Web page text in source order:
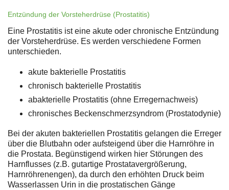
Entzündung der Vorsteherdrüse (Prostatitis)
Eine Prostatitis ist eine akute oder chronische Entzündung
der Vorsteherdrüse. Es werden verschiedene Formen
unterschieden.
akute bakterielle Prostatitis
chronisch bakterielle Prostatitis
abakterielle Prostatitis (ohne Erregernachweis)
chronisches Beckenschmerzsyndrom (Prostatodynie)
Bei der akuten bakteriellen Prostatitis gelangen die Erreger
über die Blutbahn oder aufsteigend über die Harnröhre in
die Prostata. Begünstigend wirken hier Störungen des
Harnflusses (z.B. gutartige Prostatavergrößerung,
Harnröhrenengen), da durch den erhöhten Druck beim
Wasserlassen Urin in die prostatischen Gänge